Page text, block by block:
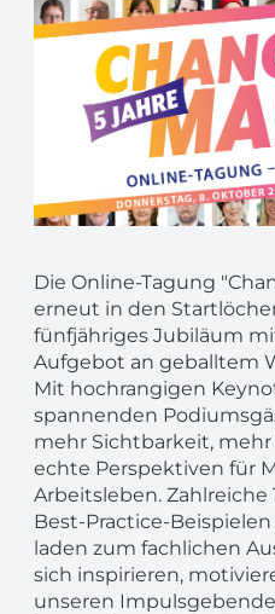
Die Online-Tagung
erneut in den
fünfjähriges Jubiläum
Aufgebot an geballtem
Mit hochrangigen
spannenden
mehr Sichtbarkeit,
echte Perspektiven für
Arbeitsleben.
Best-Practice-
laden zum fachlichen
sich inspirieren,
unseren